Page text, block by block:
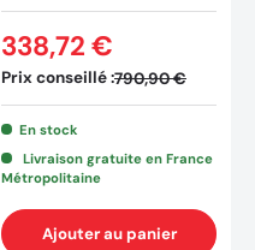
sans batterie)
Prix conseillé :790,90 €
338,72 €
En stock
Livraison gratuite en France
Métropolitaine
Ajouter au panier